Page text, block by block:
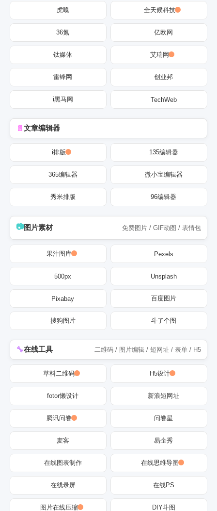
虎嗅 全天候科技
36氪 亿欧网
钛媒体 艾瑞网
雷锋网 创业邦
i黑马网 TechWeb
文章编辑器
i排版 135编辑器
365编辑器 微小宝编辑器
秀米排版 96编辑器
图片素材 免费图片 / GIF动图 / 表情包
果汁图库 Pexels
500px Unsplash
Pixabay 百度图片
搜狗图片 斗了个图
在线工具 二维码 / 图片编辑 / 短网址 / 表单 / H5
草料二维码 H5设计
fotor懒设计 新浪短网址
腾讯问卷 问卷星
麦客 易企秀
在线图表制作 在线思维导图
在线录屏 在线PS
图片在线压缩 DIY斗图